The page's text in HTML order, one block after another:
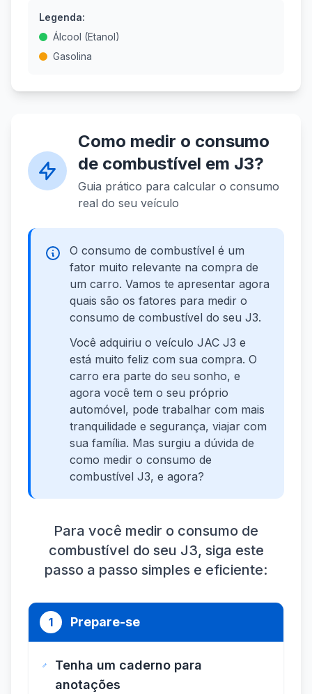
Legenda:
Álcool (Etanol)
Gasolina
Como medir o consumo
de combustível em J3?
Guia prático para calcular o consumo
real do seu veículo
O consumo de combustível é um
fator muito relevante na compra de
um carro. Vamos te apresentar agora
quais são os fatores para medir o
consumo de combustível do seu J3.
Você adquiriu o veículo JAC J3 e
está muito feliz com sua compra. O
carro era parte do seu sonho, e
agora você tem o seu próprio
automóvel, pode trabalhar com mais
tranquilidade e segurança, viajar com
sua família. Mas surgiu a dúvida de
como medir o consumo de
combustível J3, e agora?
Para você medir o consumo de
combustível do seu J3, siga este
passo a passo simples e eficiente:
1 Prepare-se
Tenha um caderno para
anotações